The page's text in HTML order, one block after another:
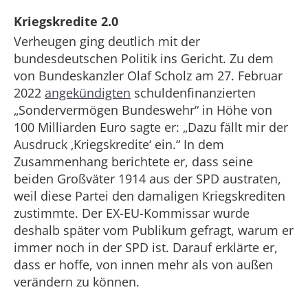
Kriegskredite 2.0
Verheugen ging deutlich mit der
bundesdeutschen Politik ins Gericht. Zu dem
von Bundeskanzler Olaf Scholz am 27. Februar
2022 angekündigten schuldenfinanzierten
„Sondervermögen Bundeswehr“ in Höhe von
100 Milliarden Euro sagte er: „Dazu fällt mir der
Ausdruck ‚Kriegskredite‘ ein.“ In dem
Zusammenhang berichtete er, dass seine
beiden Großväter 1914 aus der SPD austraten,
weil diese Partei den damaligen Kriegskrediten
zustimmte. Der EX-EU-Kommissar wurde
deshalb später vom Publikum gefragt, warum er
immer noch in der SPD ist. Darauf erklärte er,
dass er hoffe, von innen mehr als von außen
verändern zu können.